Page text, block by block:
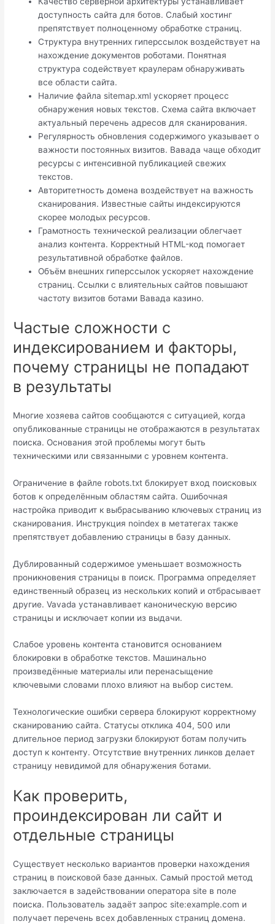
доступность сайта для ботов. Слабый хостинг
препятствует полноценному обработке страниц.
Структура внутренних гиперссылок воздействует на
нахождение документов роботами. Понятная
структура содействует краулерам обнаруживать
все области сайта.
Наличие файла sitemap.xml ускоряет процесс
обнаружения новых текстов. Схема сайта включает
актуальный перечень адресов для сканирования.
Регулярность обновления содержимого указывает о
важности постоянных визитов. Вавада чаще обходит
ресурсы с интенсивной публикацией свежих
текстов.
Авторитетность домена воздействует на важность
сканирования. Известные сайты индексируются
скорее молодых ресурсов.
Грамотность технической реализации облегчает
анализ контента. Корректный HTML-код помогает
результативной обработке файлов.
Объём внешних гиперссылок ускоряет нахождение
страниц. Ссылки с влиятельных сайтов повышают
частоту визитов ботами Вавада казино.
Частые сложности с
индексированием и факторы,
почему страницы не попадают
в результаты
Многие хозяева сайтов сообщаются с ситуацией, когда
опубликованные страницы не отображаются в результатах
поиска. Основания этой проблемы могут быть
техническими или связанными с уровнем контента.
Ограничение в файле robots.txt блокирует вход поисковых
ботов к определённым областям сайта. Ошибочная
настройка приводит к выбрасыванию ключевых страниц из
сканирования. Инструкция noindex в метатегах также
препятствует добавлению страницы в базу данных.
Дублированный содержимое уменьшает возможность
проникновения страницы в поиск. Программа определяет
единственный образец из нескольких копий и отбрасывает
другие. Vavada устанавливает каноническую версию
страницы и исключает копии из выдачи.
Слабое уровень контента становится основанием
блокировки в обработке текстов. Машинально
произведённые материалы или перенасыщение
ключевыми словами плохо влияют на выбор систем.
Технологические ошибки сервера блокируют корректному
сканированию сайта. Статусы отклика 404, 500 или
длительное период загрузки блокируют ботам получить
доступ к контенту. Отсутствие внутренних линков делает
страницу невидимой для обнаружения ботами.
Как проверить,
проиндексирован ли сайт и
отдельные страницы
Существует несколько вариантов проверки нахождения
страниц в поисковой базе данных. Самый простой метод
заключается в задействовании оператора site в поле
поиска. Пользователь задаёт запрос site:example.com и
получает перечень всех добавленных страниц домена.